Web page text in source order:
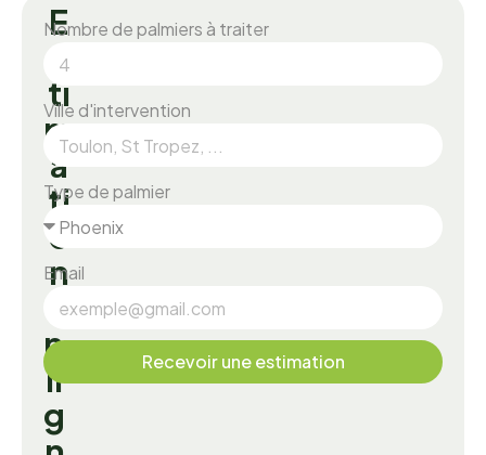
E
s
ti
m
a
ti
o
n
e
n
li
g
Nombre de palmiers à traiter
Ville d'intervention
Type de palmier
Email
Recevoir une estimation